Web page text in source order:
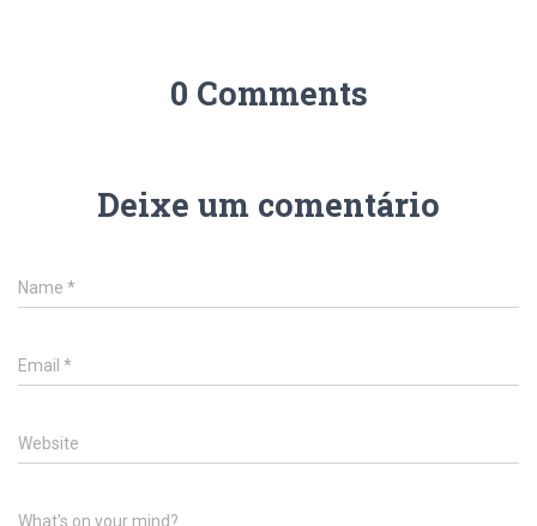
0 Comments
Deixe um comentário
Name *
Email *
Website
What's on your mind?